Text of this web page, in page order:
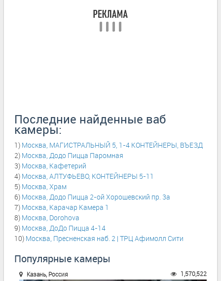
Последние найденные ваб
камеры:
1) Москва, МАГИСТРАЛЬНЫЙ 5, 1-4 КОНТЕЙНЕРЫ, ВЪЕЗД
2) Москва, Додо Пицца Паромная
3) Москва, Кафетерий
4) Москва, АЛТУФЬЕВО, КОНТЕЙНЕРЫ 5-11
5) Москва, Храм
6) Москва, Додо Пицца 2-ой Хорошевский пр. 3а
7) Москва, Карачар Камера 1
8) Москва, Dorohova
9) Москва, ДоДо Пицца 4-14
10) Москва, Пресненская наб. 2 | ТРЦ Афимолл Сити
Популярные камеры
Казань, Россия 1,570,522